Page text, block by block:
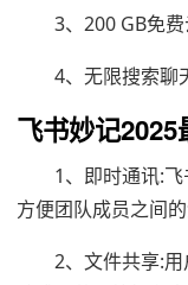
3、200 GB免
4、无限搜索聊
飞书妙记2025
1、即时通讯:
方便团队成员之间
2、文件共享: